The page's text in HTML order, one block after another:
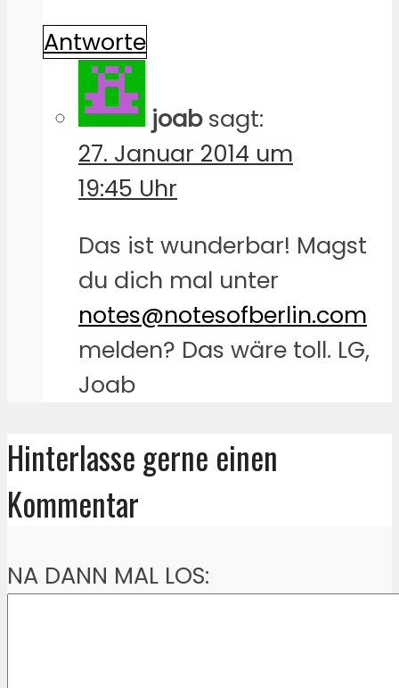
Antworte
joab sagt:
27. Januar 2014 um
19:45 Uhr
Das ist wunderbar! Magst
du dich mal unter
notes@notesofberlin.com
melden? Das wäre toll. LG,
Joab
Hinterlasse gerne einen
Kommentar
NA DANN MAL LOS: